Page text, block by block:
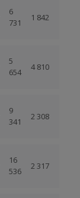
6
731
1 842
5
654
4 810
9
341
2 308
16
536
2 317